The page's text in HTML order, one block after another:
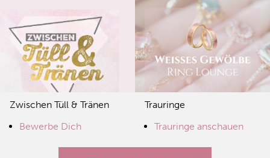
Zwischen Tüll & Tränen
Bewerbe Dich
Trauringe
Trauringe anschauen